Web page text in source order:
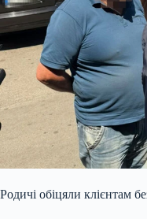
Родичі обіцяли клієнтам